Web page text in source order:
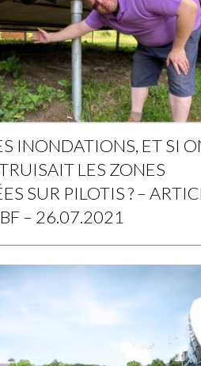
INONDATIONS, ET SI
LES ZONES
SUR PILOTIS ? –
– 26.07.2021